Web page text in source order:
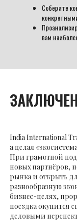
Соберите
вам
India International
а целая
При грамотной
новых партнёров,
рынка и открыть
разнообразную
бизнес-целях,
поездка
деловыми